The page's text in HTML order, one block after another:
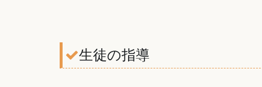
生徒の指導